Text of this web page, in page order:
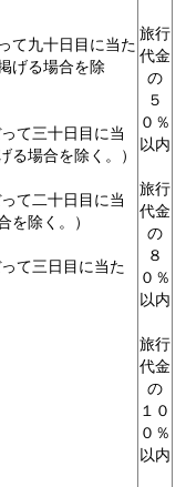
て九十日目に当た
げる場合を除
て三十日目に当
場合を除く。）
て二十日目に当
除く。）
て三日目に当た
旅行
代金
の
５
０％
以内
旅行
代金
の
８
０％
以内
旅行
代金
の
１０
０％
以内